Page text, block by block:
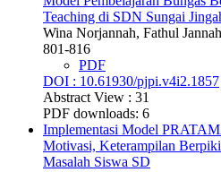
Teaching di SDN Sungai
Wina Norjannah, Fathul Jannah
801-816
PDF
DOI : 10.61930/pjpi.v4i2.1857
Abstract View : 31
PDF downloads: 6
Implementasi Model
Motivasi, Keterampilan
Masalah Siswa SD